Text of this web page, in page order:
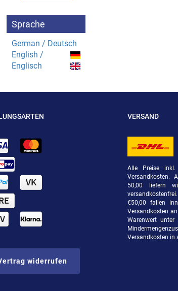
Sprache
German / Deutsch
English /
Englisch
widerrufen
VERSAND
Alle Preise
Versandkosten.
50,00 liefern
€50,00 fallen
Versandkosten
Warenwert unter
Versandkosten in